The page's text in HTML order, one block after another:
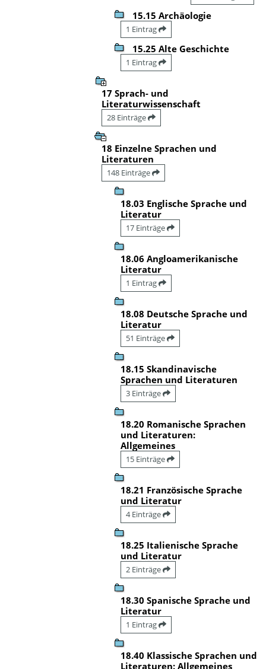
15.15 Archäologie
1 Eintrag
15.25 Alte Geschichte
1 Eintrag
17 Sprach- und
Literaturwissenschaft
28 Einträge
18 Einzelne Sprachen und
Literaturen
148 Einträge
18.03 Englische Sprache und
Literatur
17 Einträge
18.06 Angloamerikanische
Literatur
1 Eintrag
18.08 Deutsche Sprache und
Literatur
51 Einträge
18.15 Skandinavische
Sprachen und Literaturen
3 Einträge
18.20 Romanische Sprachen
und Literaturen:
Allgemeines
15 Einträge
18.21 Französische Sprache
und Literatur
4 Einträge
18.25 Italienische Sprache
und Literatur
2 Einträge
18.30 Spanische Sprache und
Literatur
1 Eintrag
18.40 Klassische Sprachen und
Literaturen: Allgemeines